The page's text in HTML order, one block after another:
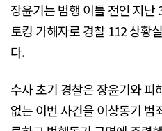
장윤기는 범행 이틀 전인 지난
토킹 가해자로 경찰 112 상황
다.
수사 초기 경찰은 장윤기와 피
없는 이번 사건을 이상동기